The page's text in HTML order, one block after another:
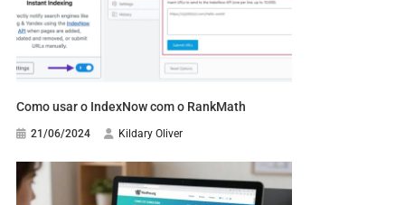
Como usar o IndexNow com o RankMath
21/06/2024 Kildary Oliver